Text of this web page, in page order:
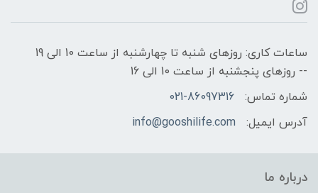
ساعات کاری: روزهای شنبه تا چهارشنبه از ساعت 10 الی 19
-- روزهای پنجشنبه از ساعت 10 الی 16
شماره تماس:
021-86097316
آدرس ایمیل:
info@gooshilife.com
درباره ما